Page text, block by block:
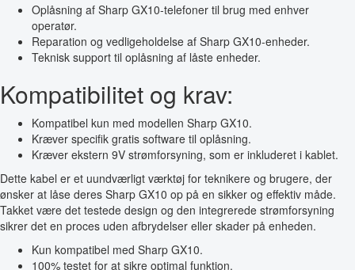
Oplåsning af Sharp GX10-telefoner til brug med enhver
operatør.
Reparation og vedligeholdelse af Sharp GX10-enheder.
Teknisk support til oplåsning af låste enheder.
Kompatibilitet og krav:
Kompatibel kun med modellen Sharp GX10.
Kræver specifik gratis software til oplåsning.
Kræver ekstern 9V strømforsyning, som er inkluderet i kablet.
Dette kabel er et uundværligt værktøj for teknikere og brugere, der
ønsker at låse deres Sharp GX10 op på en sikker og effektiv måde.
Takket være det testede design og den integrerede strømforsyning
sikrer det en proces uden afbrydelser eller skader på enheden.
Kun kompatibel med Sharp GX10.
100% testet for at sikre optimal funktion.